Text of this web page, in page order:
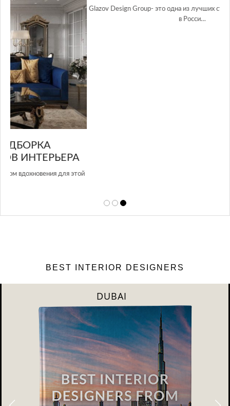
GLAZOV DESIGN GROUP – УНИКАЛЬНЫЙ
ПОДХОД К ДИЗАЙНУ
Glazov Design Group- это одна из лучших студий дизайна интерьера
BEST INTERIOR DESIGNERS
DUBAI